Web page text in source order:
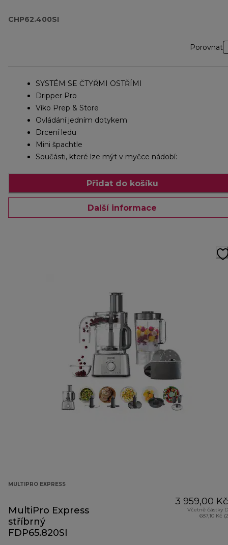
CHP62.400SI
Porovnat
SYSTÉM SE ČTYŘMI OSTŘÍMI
Dripper Pro
Víko Prep & Store
Ovládání jedním dotykem
Drcení ledu
Mini špachtle
Součásti, které lze mýt v myčce nádobí:
Přidat do košíku
Další informace
MULTIPRO EXPRESS
MultiPro Express
stříbrný
FDP65.820SI
3 959,00 Kč
Včetně částky
687,10 Kč